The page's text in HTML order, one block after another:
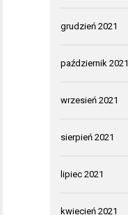
grudzień 2021
październik 2021
wrzesień 2021
sierpień 2021
lipiec 2021
kwiecień 2021